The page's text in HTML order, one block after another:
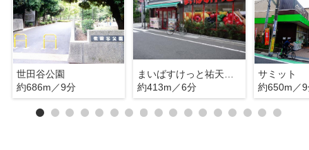
世田谷公園
約686m／9分
約413m／6分
サミット
約650m／